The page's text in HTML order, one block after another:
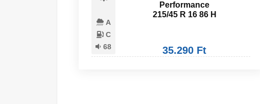
A
C
68
Performance
215/45 R 16 86 H
35.290 Ft